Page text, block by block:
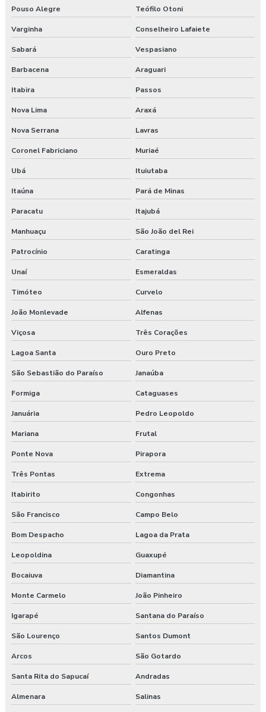
Exame médico admissional guarapuava
Exames complementares aso
Gerenciamento de risco no trabalho
Gerenciamento de riscos segurança do trabalho
Gestão saúde e segurança do trabalho
Laudo ambiental e ergonômico do local de trabalho
Laudo de avaliação ergonômica
Laudo de ergonomia
Laudo ergonômico
Laudo ergonômico cadeira
Laudo ergonômico construção civil
Laudo ergonômico do trabalho
Laudo ergonômico de iluminação
Laudo ergonômico motorista caminhão
Laudo ergonômico nr17
Laudo ergonômico preço
Laudo esocial
Laudo pgr esocial
Laudo sst esocial
Laudo técnico ergonômico
Medicina do trabalho
Nr 31 treinamento máquinas agrícolas
Orçamento laudo ergonômico
Pgr rural
Pgr segurança do trabalho
Pouso Alegre Teófilo Otoni
Varginha Conselheiro Lafaiete
Sabará Vespasiano
Barbacena Araguari
Itabira Passos
Nova Lima Araxá
Nova Serrana Lavras
Coronel Fabriciano Muriaé
Ubá Ituiutaba
Itaúna Pará de Minas
Paracatu Itajubá
Manhuaçu São João del Rei
Patrocínio Caratinga
Unaí Esmeraldas
Timóteo Curvelo
João Monlevade Alfenas
Viçosa Três Corações
Lagoa Santa Ouro Preto
São Sebastião do Paraíso Janaúba
Formiga Cataguases
Januária Pedro Leopoldo
Mariana Frutal
Ponte Nova Pirapora
Três Pontas Extrema
Itabirito Congonhas
São Francisco Campo Belo
Bom Despacho Lagoa da Prata
Leopoldina Guaxupé
Bocaiuva Diamantina
Monte Carmelo João Pinheiro
Igarapé Santana do Paraíso
São Lourenço Santos Dumont
Arcos São Gotardo
Santa Rita do Sapucaí Andradas
Almenara Salinas